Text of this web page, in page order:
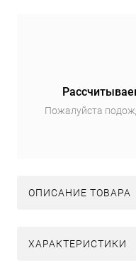
Пожалуйста
ОПИСАНИЕ ТОВАРА
ХАРАКТЕРИСТИКИ